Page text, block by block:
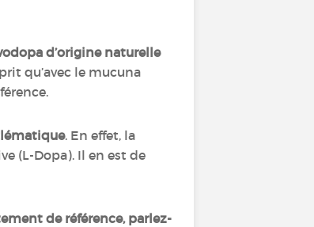
d’origine naturelle
qu’avec le mucuna
. En effet, la
(L-Dopa). Il en est de
de référence, parlez-